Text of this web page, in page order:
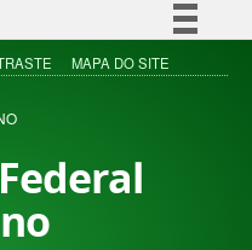
Simplifique!
Acesso à informação
MAPA DO SITE